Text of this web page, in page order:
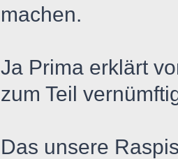
machen.
Ja Prima erklärt
zum Teil
Das unsere